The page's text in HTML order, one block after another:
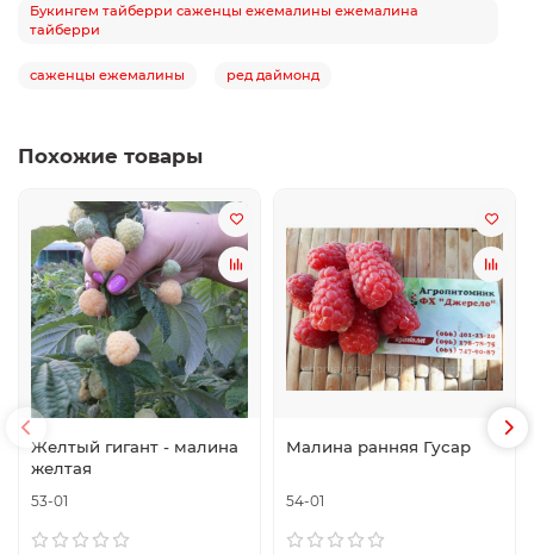
Букингем тайберри саженцы ежемалины ежемалина
тайберри
саженцы ежемалины ред даймонд
Похожие товары
Желтый гигант - малина
желтая
53-01
Малина ранняя Гусар
54-01